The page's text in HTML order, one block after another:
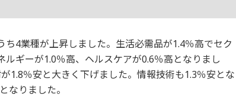
4業種が上昇しました。生活必需品が1.4％高でセク
ギーが1.0％高、ヘルスケアが0.6％高となりまし
1.8％安と大きく下げました。情報技術も1.3％安とな
なりました。